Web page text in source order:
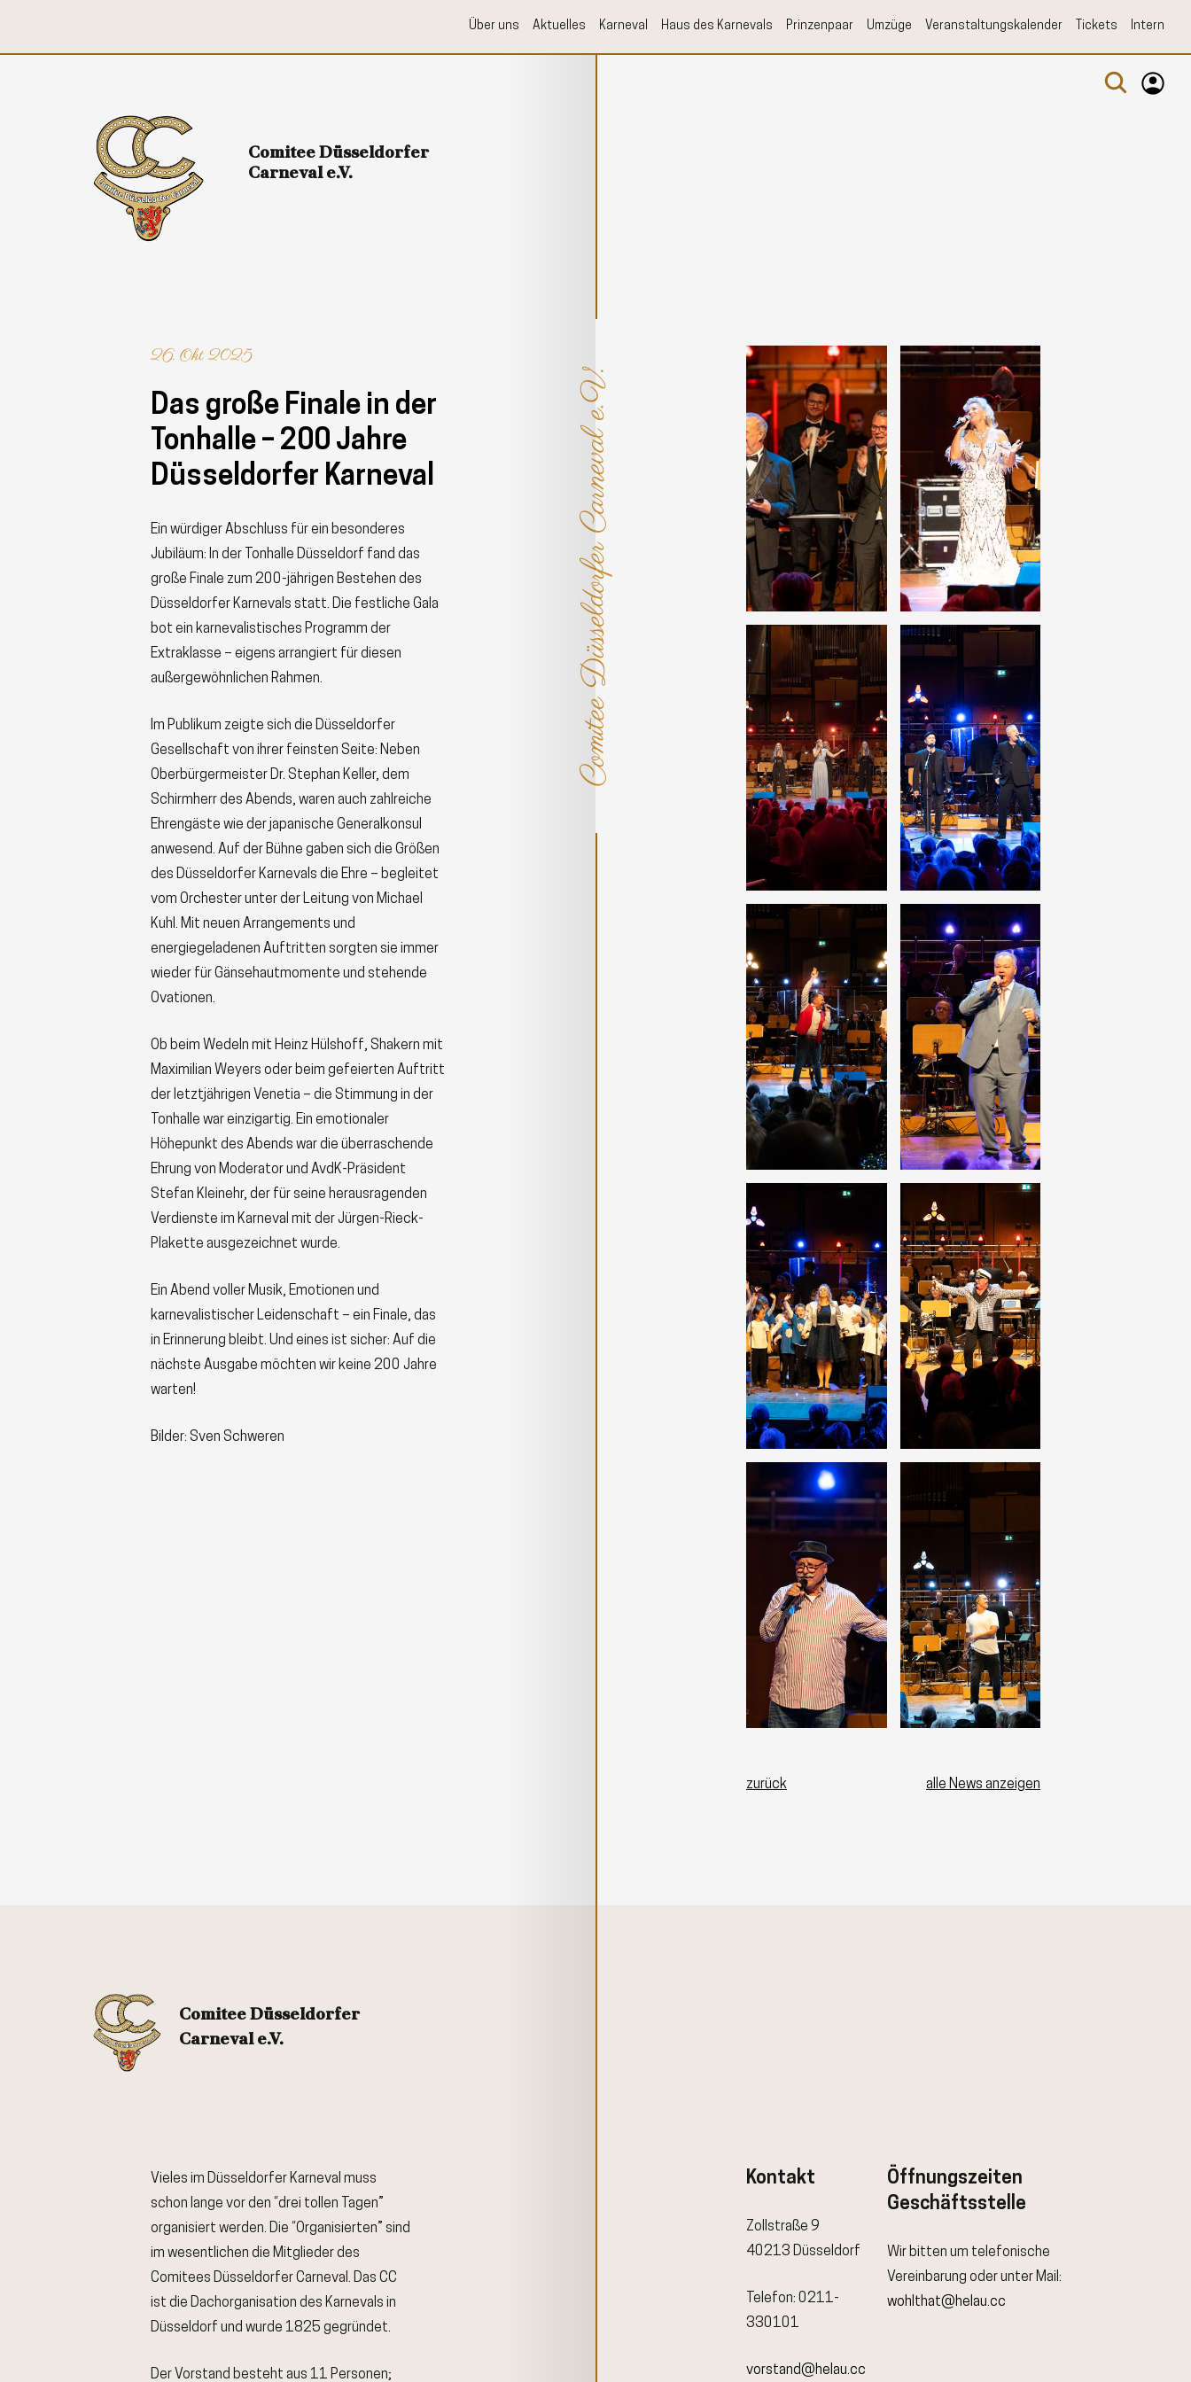
Über uns Aktuelles Karneval Haus des Karnevals Prinzenpaar Umzüge Veranstaltungskalender Tickets Intern
Comitee Düsseldorfer
Carneval e.V.
26. Okt 2025
Das große Finale in der
Tonhalle – 200 Jahre
Düsseldorfer Karneval
Ein würdiger Abschluss für ein besonderes
Jubiläum: In der Tonhalle Düsseldorf fand das
große Finale zum 200-jährigen Bestehen des
Düsseldorfer Karnevals statt. Die festliche Gala
bot ein karnevalistisches Programm der
Extraklasse – eigens arrangiert für diesen
außergewöhnlichen Rahmen.
Im Publikum zeigte sich die Düsseldorfer
Gesellschaft von ihrer feinsten Seite: Neben
Oberbürgermeister Dr. Stephan Keller, dem
Schirmherr des Abends, waren auch zahlreiche
Ehrengäste wie der japanische Generalkonsul
anwesend. Auf der Bühne gaben sich die Größen
des Düsseldorfer Karnevals die Ehre – begleitet
vom Orchester unter der Leitung von Michael
Kuhl. Mit neuen Arrangements und
energiegeladenen Auftritten sorgten sie immer
wieder für Gänsehautmomente und stehende
Ovationen.
Ob beim Wedeln mit Heinz Hülshoff, Shakern mit
Maximilian Weyers oder beim gefeierten Auftritt
der letztjährigen Venetia – die Stimmung in der
Tonhalle war einzigartig. Ein emotionaler
Höhepunkt des Abends war die überraschende
Ehrung von Moderator und AvdK-Präsident
Stefan Kleinehr, der für seine herausragenden
Verdienste im Karneval mit der Jürgen-Rieck-
Plakette ausgezeichnet wurde.
Ein Abend voller Musik, Emotionen und
karnevalistischer Leidenschaft – ein Finale, das
in Erinnerung bleibt. Und eines ist sicher: Auf die
nächste Ausgabe möchten wir keine 200 Jahre
warten!
Bilder: Sven Schweren
zurück alle News anzeigen
Comitee Düsseldorfer
Carneval e.V.
Vieles im Düsseldorfer Karneval muss
schon lange vor den “drei tollen Tagen”
organisiert werden. Die “Organisierten” sind
im wesentlichen die Mitglieder des
Comitees Düsseldorfer Carneval. Das CC
ist die Dachorganisation des Karnevals in
Düsseldorf und wurde 1825 gegründet.
Der Vorstand besteht aus 11 Personen;
Kontakt
Zollstraße 9
40213 Düsseldorf
Telefon: 0211-
330101
vorstand@helau.cc
Öffnungszeiten
Geschäftsstelle
Wir bitten um telefonische
Vereinbarung oder unter Mail:
wohlthat@helau.cc